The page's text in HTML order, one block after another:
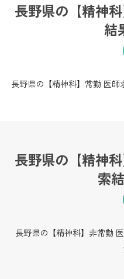
長野県の【精神科
結
長野県の【精神科】常勤 医師
長野県の【精神科
索
長野県の【精神科】非常勤